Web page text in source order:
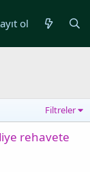
ol
Filtreler
rehavete